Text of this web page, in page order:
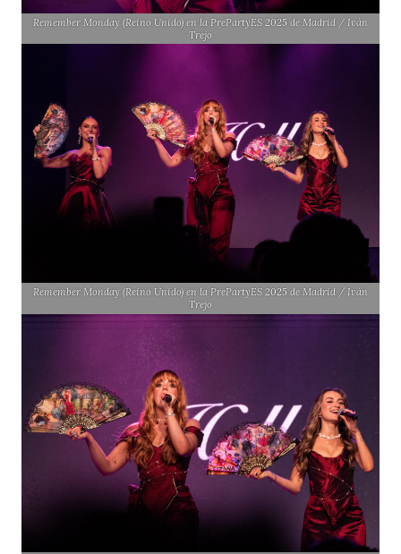
Remember Monday (Reino Unido) en la PrePartyES 2025 de Madrid / Iván
Trejo
Remember Monday (Reino Unido) en la PrePartyES 2025 de Madrid / Iván
Trejo